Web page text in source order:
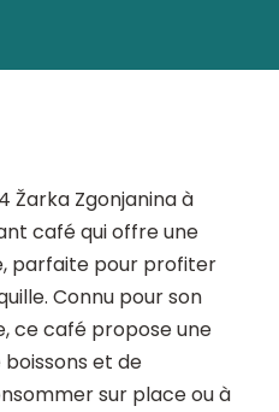
Žarka Zgonjanina à
café qui offre une
parfaite pour profiter
Connu pour son
ce café propose une
et de
sur place ou à